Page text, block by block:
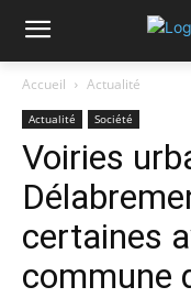
Accueil Actualité
Actualité Société
Voiries
certaines
commune